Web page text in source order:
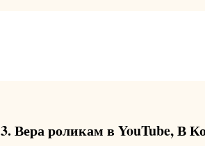
3. Вера роликам в YouTube, В